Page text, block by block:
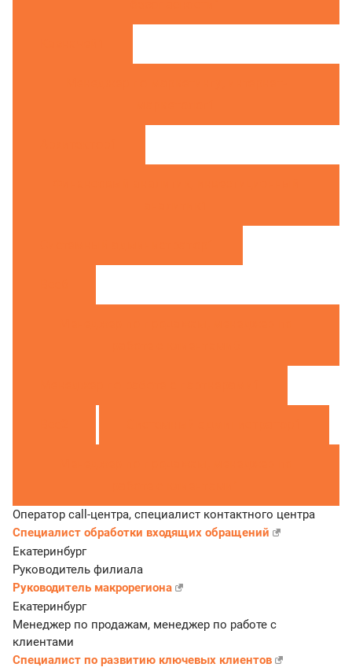
Оператор call-центра, специалист контактного центра
Специалист обработки входящих обращений
Екатеринбург
Руководитель филиала
Руководитель макрорегиона
Екатеринбург
Менеджер по продажам, менеджер по работе с
клиентами
Специалист по развитию ключевых клиентов